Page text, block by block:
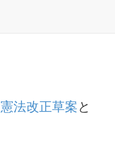
憲法改正草案と